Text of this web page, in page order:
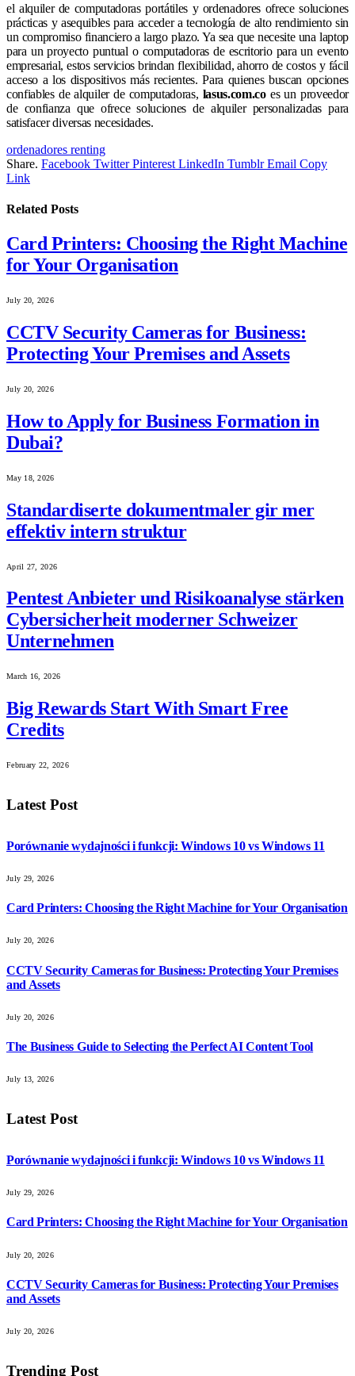
el alquiler de computadoras portátiles y ordenadores ofrece soluciones
prácticas y asequibles para acceder a tecnología de alto rendimiento sin
un compromiso financiero a largo plazo. Ya sea que necesite una laptop
para un proyecto puntual o computadoras de escritorio para un evento
empresarial, estos servicios brindan flexibilidad, ahorro de costos y fácil
acceso a los dispositivos más recientes. Para quienes buscan opciones
confiables de alquiler de computadoras, lasus.com.coes un proveedor
de confianza que ofrece soluciones de alquiler personalizadas para
satisfacer diversas necesidades.
ordenadores renting
Share. Facebook Twitter Pinterest LinkedIn Tumblr Email Copy
Link
Related Posts
Card Printers: Choosing the Right Machine
for Your Organisation
July 20, 2026
CCTV Security Cameras for Business:
Protecting Your Premises and Assets
July 20, 2026
How to Apply for Business Formation in
Dubai?
May 18, 2026
Standardiserte dokumentmaler gir mer
effektiv intern struktur
April 27, 2026
Pentest Anbieter und Risikoanalyse stärken
Cybersicherheit moderner Schweizer
Unternehmen
March 16, 2026
Big Rewards Start With Smart Free
Credits
February 22, 2026
Latest Post
Porównanie wydajności i funkcji: Windows 10 vs Windows 11
July 29, 2026
Card Printers: Choosing the Right Machine for Your Organisation
July 20, 2026
CCTV Security Cameras for Business: Protecting Your Premises
and Assets
July 20, 2026
The Business Guide to Selecting the Perfect AI Content Tool
July 13, 2026
Latest Post
Porównanie wydajności i funkcji: Windows 10 vs Windows 11
July 29, 2026
Card Printers: Choosing the Right Machine for Your Organisation
July 20, 2026
CCTV Security Cameras for Business: Protecting Your Premises
and Assets
July 20, 2026
Trending Post